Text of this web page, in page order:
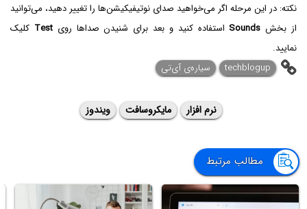
نکته: در این مرحله اگر می‌خواهید صدای نوتیفیکیشن‌ها را تغییر دهید، می‌توانید
از بخش Sounds استفاده کنید و بعد برای شنیدن صداها رویTest کلیک
نمایید.
techblogup
سیاره‌ی آی‌تی
نرم افزار مایکروسافت ویندوز
مطالب مرتبط